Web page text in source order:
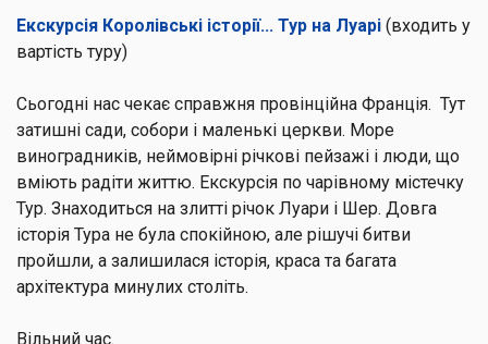
Екскурсія Королівські історії... Тур на Луарі (входить у
вартість туру)
Сьогодні нас чекає справжня провінційна Франція. Тут
затишні сади, собори і маленькі церкви. Море
виноградників, неймовірні річкові пейзажі і люди, що
вміють радіти життю. Екскурсія по чарівному містечку
Тур. Знаходиться на злитті річок Луари і Шер. Довга
історія Тура не була спокійною, але рішучі битви
пройшли, а залишилася історія, краса та багата
архітектура минулих століть.
Вільний час.